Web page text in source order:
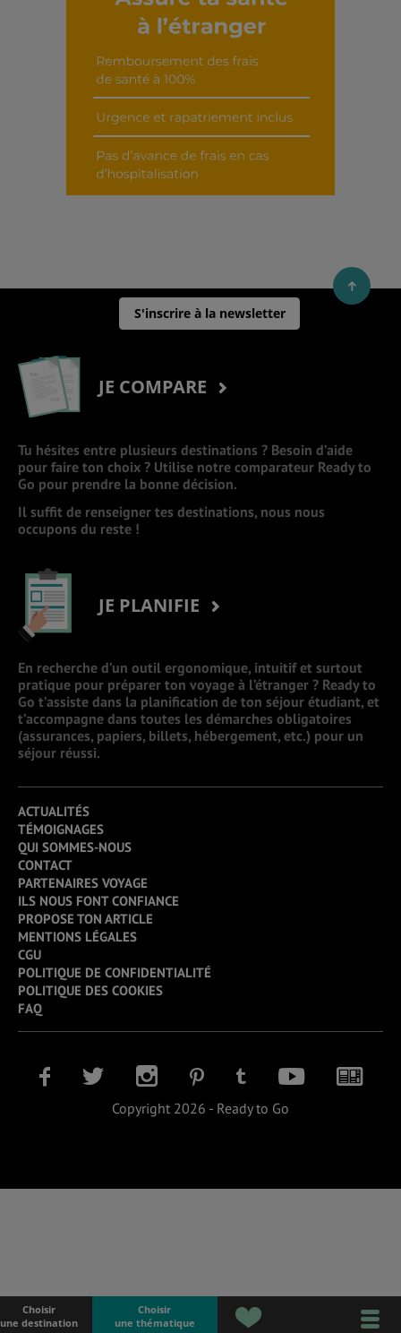
Choisir
une destination
Choisir
une thématique
Découvrir cet interview
S'inscrire à la newsletter
JE COMPARE
Tu hésites entre plusieurs destinations ? Besoin d’aide
pour faire ton choix ? Utilise notre comparateur Ready to
Go pour prendre la bonne décision.
Il suffit de renseigner tes destinations, nous nous
occupons du reste !
JE PLANIFIE
En recherche d’un outil ergonomique, intuitif et surtout
pratique pour préparer ton voyage à l’étranger ? Ready to
Go t’assiste dans la planification de ton séjour étudiant, et
t’accompagne dans toutes les démarches obligatoires
(assurances, papiers, billets, hébergement, etc.) pour un
séjour réussi.
ACTUALITÉS
TÉMOIGNAGES
QUI SOMMES-NOUS
CONTACT
PARTENAIRES VOYAGE
ILS NOUS FONT CONFIANCE
PROPOSE TON ARTICLE
MENTIONS LÉGALES
CGU
POLITIQUE DE CONFIDENTIALITÉ
POLITIQUE DES COOKIES
FAQ
Copyright 2026 - Ready to Go